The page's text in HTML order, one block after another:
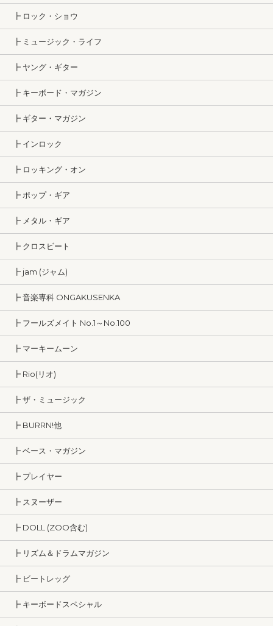
┣ ロック・ショウ
┣ ミュージック・ライフ
┣ ヤング・ギター
┣ キーボード・マガジン
┣ ギター・マガジン
┣ インロック
┣ ロッキング・オン
┣ ポップ・ギア
┣ メタル・ギア
┣ クロスビート
┣ jam (ジャム)
┣ 音楽専科 ONGAKUSENKA
┣ フールズメイト No.1～No.100
┣ マーキームーン
┣ Rio(リオ)
┣ ザ・ミュージック
┣ BURRN!他
┣ ベース・マガジン
┣ プレイヤー
┣ スヌーザー
┣ DOLL (ZOO含む)
┣ リズム＆ドラムマガジン
┣ ビートレッグ
┣ キーボードスペシャル